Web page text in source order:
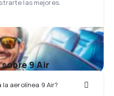
las mejores.
9 Air
aerolínea 9 Air?